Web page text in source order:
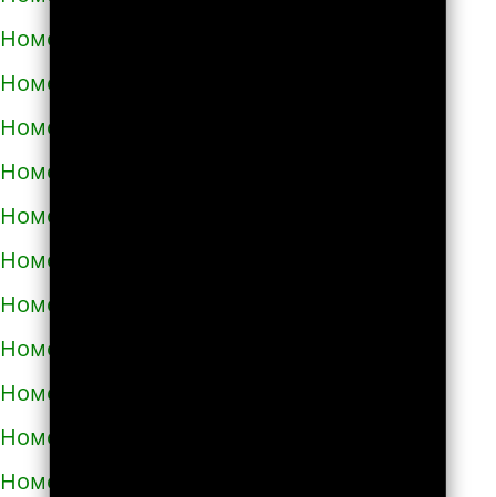
Номера телефонов такси в Полонном
Номера телефонов такси в Полтаве
Номера телефонов такси в Прилуках
Номера телефонов такси в Путивле
Номера телефонов такси в Пятихатках
Номера телефонов такси в Раздельной
Номера телефонов такси в Ракитном
Номера телефонов такси в Рахове
Номера телефонов такси в Рени
Номера телефонов такси в Ровно
Номера телефонов такси в Ромнах